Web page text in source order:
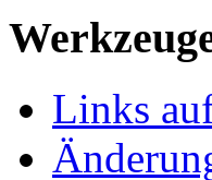
Links